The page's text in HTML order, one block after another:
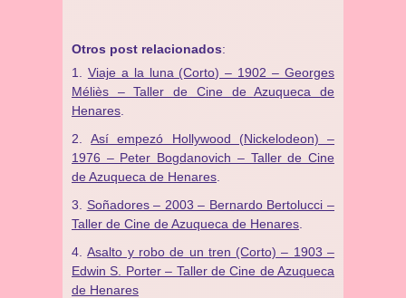
Otros post relacionados:
Viaje a la luna (Corto) – 1902 – Georges
Méliès – Taller de Cine de Azuqueca de
Henares
Así empezó Hollywood (Nickelodeon) –
1976 – Peter Bogdanovich – Taller de Cine
de Azuqueca de Henares
Soñadores – 2003 – Bernardo Bertolucci –
Taller de Cine de Azuqueca de Henares
Asalto y robo de un tren (Corto) – 1903 –
Edwin S. Porter – Taller de Cine de Azuqueca
de Henares